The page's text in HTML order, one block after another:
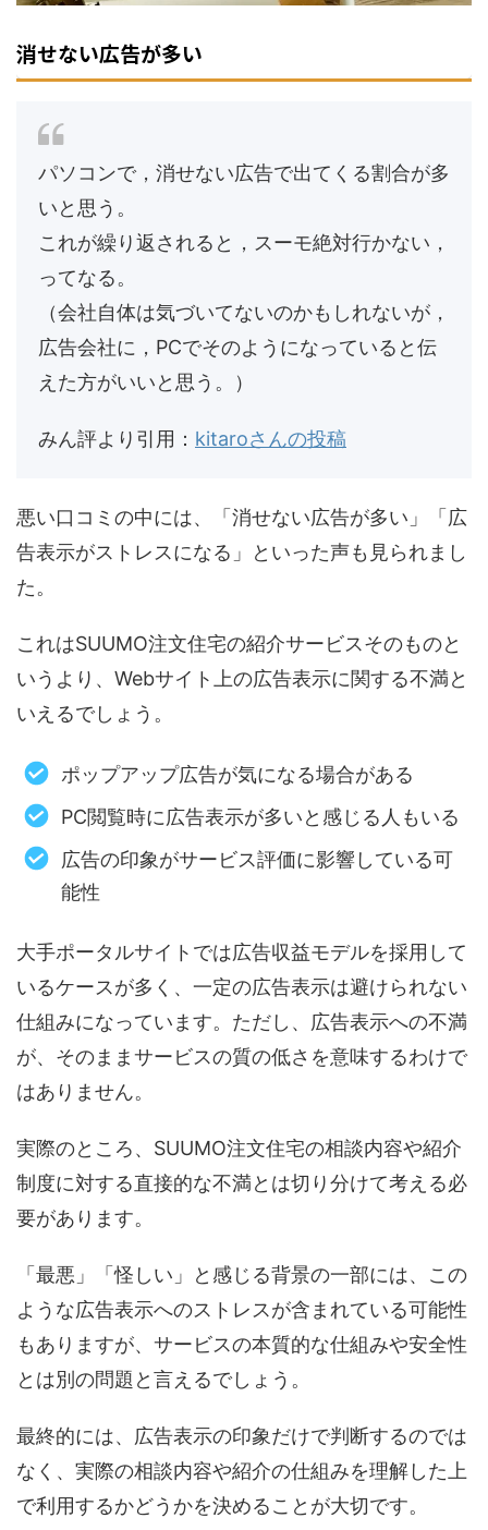
消せない広告が多い
パソコンで，消せない広告で出てくる割合が多
いと思う。
これが繰り返されると，スーモ絶対行かない，
ってなる。
（会社自体は気づいてないのかもしれないが，
広告会社に，PCでそのようになっていると伝
えた方がいいと思う。）
みん評より引用： kitaroさんの投稿
悪い口コミの中には、「消せない広告が多い」「広
告表示がストレスになる」といった声も見られまし
た。
これはSUUMO注文住宅の紹介サービスそのものと
いうより、Webサイト上の広告表示に関する不満と
いえるでしょう。
ポップアップ広告が気になる場合がある
PC閲覧時に広告表示が多いと感じる人もいる
広告の印象がサービス評価に影響している可
能性
大手ポータルサイトでは広告収益モデルを採用して
いるケースが多く、一定の広告表示は避けられない
仕組みになっています。ただし、広告表示への不満
が、そのままサービスの質の低さを意味するわけで
はありません。
実際のところ、SUUMO注文住宅の相談内容や紹介
制度に対する直接的な不満とは切り分けて考える必
要があります。
「最悪」「怪しい」と感じる背景の一部には、この
ような広告表示へのストレスが含まれている可能性
もありますが、サービスの本質的な仕組みや安全性
とは別の問題と言えるでしょう。
最終的には、広告表示の印象だけで判断するのでは
なく、実際の相談内容や紹介の仕組みを理解した上
で利用するかどうかを決めることが大切です。